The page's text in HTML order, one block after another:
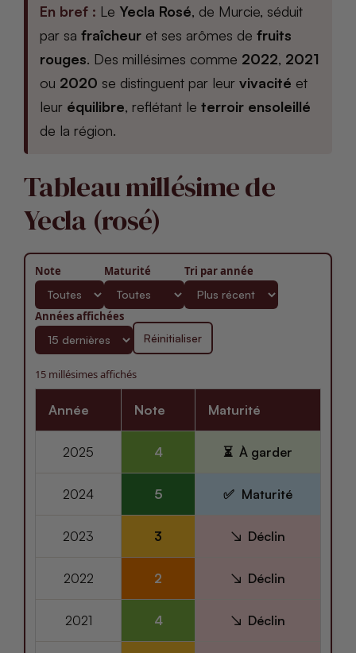
En bref : Le Yecla Rosé, de Murcie, séduit
par sa fraîcheur et ses arômes de fruits
rouges. Des millésimes comme 2022, 2021
ou 2020 se distinguent par leur vivacité et
leur équilibre, reflétant le terroir ensoleillé
de la région.
Tableau millésime de
Yecla (rosé)
Note Maturité Tri par année
Années affichées
Réinitialiser
15 millésimes affichés
Année Note Maturité
2025 4 À garder
2024 5 Maturité
2023 3 Déclin
2022 2 Déclin
2021 4 Déclin